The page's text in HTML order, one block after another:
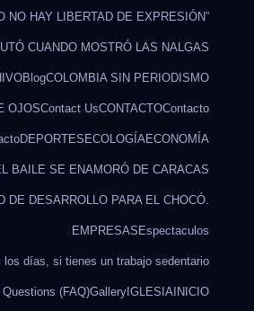
NO HAY LIBERTAD DE EXPRESIÓN”
CUANDO MOSTRÓ LAS NALGAS
BlogCOLOMBIA SIN PERIODISMO
OJOSContact UsCONTACTOContacto
DEPORTES ECOLOGÍAECONOMÍA
BAILE SE ENAMORÓ DE CARACAS
DE DESARROLLO PARA EL CHOCÓ.
EMPRESAS Espectaculos
días, si tienes un trabajo sedentario
(FAQ)Gallery IGLESIA INICIO